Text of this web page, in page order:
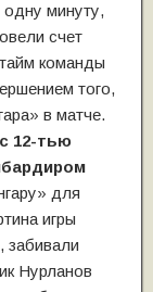
одну минуту,
счет
команды
того,
в матче.
12-тью
для
игры
забивали
Нурланов